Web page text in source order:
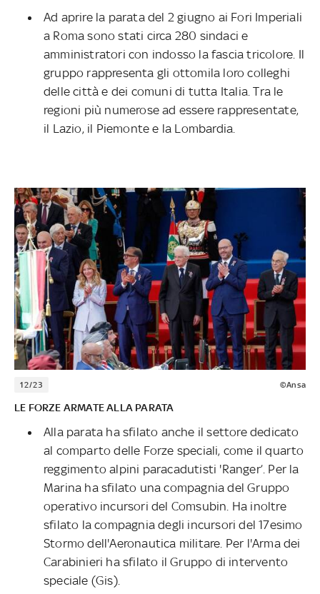
Ad aprire la parata del 2 giugno ai Fori Imperiali
a Roma sono stati circa 280 sindaci e
amministratori con indosso la fascia tricolore. Il
gruppo rappresenta gli ottomila loro colleghi
delle città e dei comuni di tutta Italia. Tra le
regioni più numerose ad essere rappresentate,
il Lazio, il Piemonte e la Lombardia.
12/23 ©Ansa
LE FORZE ARMATE ALLA PARATA
Alla parata ha sfilato anche il settore dedicato
al comparto delle Forze speciali, come il quarto
reggimento alpini paracadutisti 'Ranger’. Per la
Marina ha sfilato una compagnia del Gruppo
operativo incursori del Comsubin. Ha inoltre
sfilato la compagnia degli incursori del 17esimo
Stormo dell'Aeronautica militare. Per l'Arma dei
Carabinieri ha sfilato il Gruppo di intervento
speciale (Gis).